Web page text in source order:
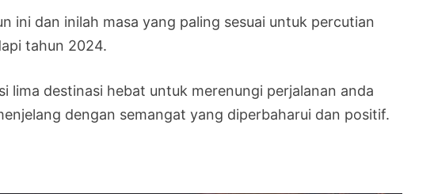
ini dan inilah masa yang paling sesuai untuk percutian
tahun 2024.
destinasi hebat untuk merenungi perjalanan anda
dengan semangat yang diperbaharui dan positif.